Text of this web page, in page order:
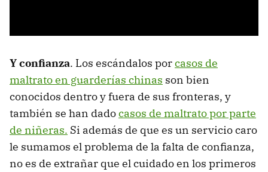
Y confianza. Los escándalos porcasos de
maltrato en guarderías chinas son bien
conocidos dentro y fuera de sus fronteras, y
también se han dadocasos de maltrato por parte
de niñeras. Si además de que es un servicio caro
le sumamos el problema de la falta de confianza,
no es de extrañar que el cuidado en los primeros